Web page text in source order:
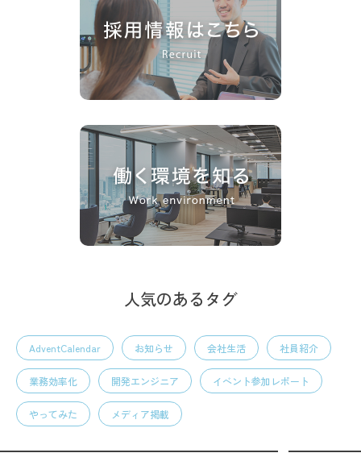
人気のあるタグ
AdventCalendar お知らせ 会社生活 社員紹介
業務効率化 開発エンジニア イベント参加レポート
やってみた メディア掲載